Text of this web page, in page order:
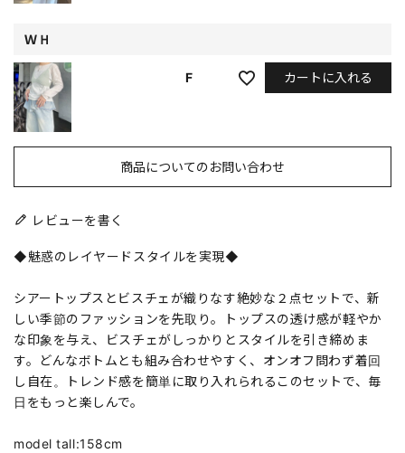
ＷＨ
F カートに入れる
商品についてのお問い合わせ
レビューを書く
◆魅惑のレイヤードスタイルを実現◆
シアートップスとビスチェが織りなす絶妙な２点セットで、新
しい季節のファッションを先取り。トップスの透け感が軽やか
な印象を与え、ビスチェがしっかりとスタイルを引き締めま
す。どんなボトムとも組み合わせやすく、オンオフ問わず着回
し自在。トレンド感を簡単に取り入れられるこのセットで、毎
日をもっと楽しんで。
model tall:158cm